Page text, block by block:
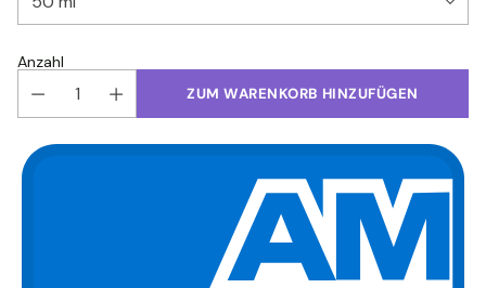
Anzahl
ZUM WARENKORB HINZUFÜGEN